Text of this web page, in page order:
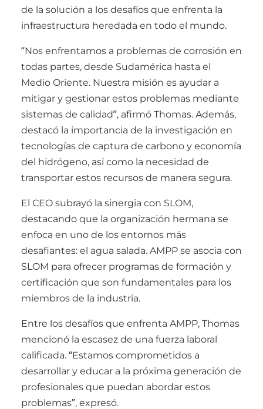
de la solución a los desafíos que enfrenta la
infraestructura heredada en todo el mundo.
“Nos enfrentamos a problemas de corrosión en
todas partes, desde Sudamérica hasta el
Medio Oriente. Nuestra misión es ayudar a
mitigar y gestionar estos problemas mediante
sistemas de calidad”, afirmó Thomas. Además,
destacó la importancia de la investigación en
tecnologías de captura de carbono y economía
del hidrógeno, así como la necesidad de
transportar estos recursos de manera segura.
El CEO subrayó la sinergia con SLOM,
destacando que la organización hermana se
enfoca en uno de los entornos más
desafiantes: el agua salada. AMPP se asocia con
SLOM para ofrecer programas de formación y
certificación que son fundamentales para los
miembros de la industria.
Entre los desafíos que enfrenta AMPP, Thomas
mencionó la escasez de una fuerza laboral
calificada. “Estamos comprometidos a
desarrollar y educar a la próxima generación de
profesionales que puedan abordar estos
problemas”, expresó.